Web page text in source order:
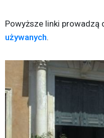
Powyższe linki prowadzą
używanych.